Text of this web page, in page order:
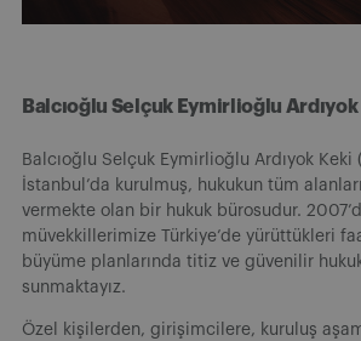
Balcıoğlu Selçuk Eymirlioğlu Ardıyok
Balcıoğlu Selçuk Eymirlioğlu Ardıyok Keki
İstanbul’da kurulmuş, hukukun tüm
vermekte olan bir hukuk bürosudur.
müvekkillerimize Türkiye’de yürüttükleri
büyüme planlarında titiz ve güvenilir
sunmaktayız.
Özel kişilerden, girişimcilere, kuruluş